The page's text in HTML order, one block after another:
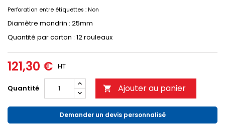
Perforation entre étiquettes : Non
Diamètre mandrin : 25mm
Quantité par carton : 12 rouleaux
121,30 € HT
Quantité  Ajouter au panier
Demander un devis personnalisé